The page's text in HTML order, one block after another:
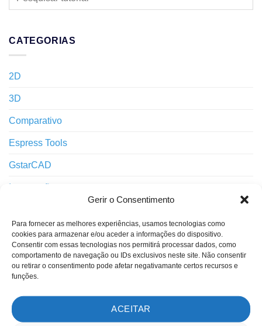
Gerir o Consentimento
Para fornecer as melhores experiências, usamos tecnologias como
cookies para armazenar e/ou aceder a informações do dispositivo.
Consentir com essas tecnologias nos permitirá processar dados, como
comportamento de navegação ou IDs exclusivos neste site. Não consentir
ou retirar o consentimento pode afetar negativamante certos recursos e
funções.
ACEITAR
TUTORIAL
CATEGORIAS
2D
3D
Comparativo
Espress Tools
GstarCAD
Importação
Interface
Layers
Notícias
Novidades
Outros